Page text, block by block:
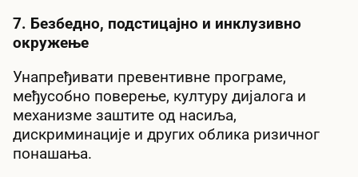
7. Безбедно, подстицајно и инклузивно
окружење
Унапређивати превентивне програме,
међусобно поверење, културу дијалога и
механизме заштите од насиља,
дискриминације и других облика ризичног
понашања.